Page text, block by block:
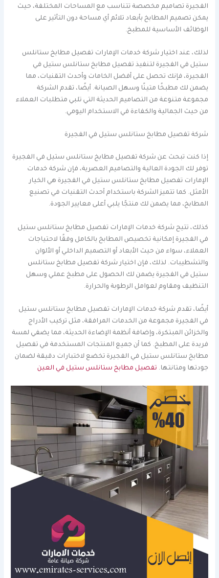
الفجيرة تصاميم مخصصة تتناسب مع المساحات المختلفة، حيث
يمكن تصميم المطابخ بأبعاد تلائم أي مساحة دون التأثير على
الوظائف الأساسية للمطبخ.
لذلك، عند اختيار شركة خدمات الإمارات تفصيل مطابخ ستانلس
ستيل في الفجيرة لتنفيذ تفصيل مطابخ ستانلس ستيل في
الفجيرة، فإنك تحصل على أفضل الخامات وأحدث التقنيات، مما
يضمن لك مطبخًا متينًا وسهل الصيانة. أيضًا، تقدم الشركة
مجموعة متنوعة من التصاميم الحديثة التي تلبي متطلبات العملاء
من حيث الجمالية والكفاءة في الاستخدام اليومي.
شركة تفصيل مطابخ ستانلس ستيل في الفجيرة
إذا كنت تبحث عن شركة تفصيل مطابخ ستانلس ستيل في الفجيرة
توفر لك الجودة العالية والتصاميم العصرية، فإن شركة خدمات
الإمارات تفصيل مطابخ ستانلس ستيل في الفجيرة هي الخيار
الأمثل. كما تتميز الشركة باستخدام أحدث التقنيات في تصنيع
المطابخ، مما يضمن لك منتجًا يلبي أعلى معايير الجودة.
كذلك، تتيح شركة خدمات الإمارات تفصيل مطابخ ستانلس ستيل
في الفجيرة إمكانية تخصيص المطابخ بالكامل وفقًا لاحتياجات
العملاء، سواء من حيث الأبعاد أو التصميم الداخلي أو الألوان
والتشطيبات. لذلك، فإن اختيار شركة تفصيل مطابخ ستانلس
ستيل في الفجيرة يضمن لك الحصول على مطبخ عملي وسهل
التنظيف ومقاوم لعوامل الرطوبة والحرارة.
أيضًا، تقدم شركة خدمات الإمارات تفصيل مطابخ ستانلس ستيل
في الفجيرة مجموعة من الخدمات المرافقة، مثل تركيب الأدراج
والخزائن المبتكرة، وإضافة أنظمة الإضاءة الحديثة، مما يضفي لمسة
فريدة على المطبخ. كما أن جميع المنتجات المستخدمة في تفصيل
مطابخ ستانلس ستيل في الفجيرة تخضع لاختبارات دقيقة لضمان
جودتها ومتانتها. تفصيل مطابخ ستانلس ستيل في العين